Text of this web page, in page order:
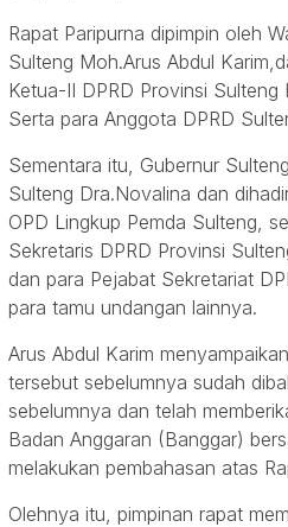
Rapat Paripurna dipimpin oleh
Sulteng Moh.Arus Abdul
Ketua-II DPRD Provinsi Sulteng
Serta para Anggota DPRD
Sementara itu, Gubernur
Sulteng Dra.Novalina dan
OPD Lingkup Pemda Sulteng,
Sekretaris DPRD Provinsi
dan para Pejabat Sekretariat
para tamu undangan lainnya.
Arus Abdul Karim
tersebut sebelumnya sudah
sebelumnya dan telah
Badan Anggaran (Banggar)
melakukan pembahasan atas
Olehnya itu, pimpinan rapat